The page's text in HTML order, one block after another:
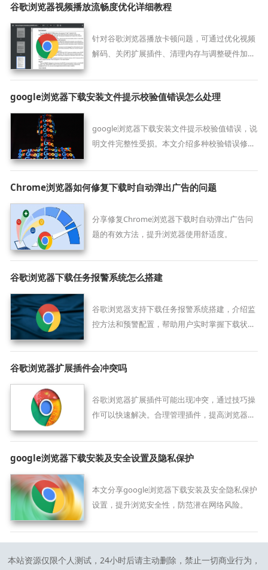
谷歌浏览器视频播放流畅度优化详细教程
针对谷歌浏览器播放卡顿问题，可通过优化视频
解码、关闭扩展插件、清理内存与调整硬件加
google浏览器下载安装文件提示校验值错误怎么处理
google浏览器下载安装文件提示校验值错误，说
明文件完整性受损。本文介绍多种校验错误修复
Chrome浏览器如何修复下载时自动弹出广告的问题
分享修复Chrome浏览器下载时自动弹出广告问
题的有效方法，提升浏览器使用舒适度。
谷歌浏览器下载任务报警系统怎么搭建
谷歌浏览器支持下载任务报警系统搭建，介绍监
控方法和预警配置，帮助用户实时掌握下载状
谷歌浏览器扩展插件会冲突吗
谷歌浏览器扩展插件可能出现冲突，通过技巧操
作可以快速解决。合理管理插件，提高浏览器运
google浏览器下载安装及安全设置及隐私保护
本文分享google浏览器下载安装及安全隐私保护
设置，提升浏览安全性，防范潜在网络风险。
本站资源仅限个人测试，24小时后请主动删除，禁止一切商业行为，